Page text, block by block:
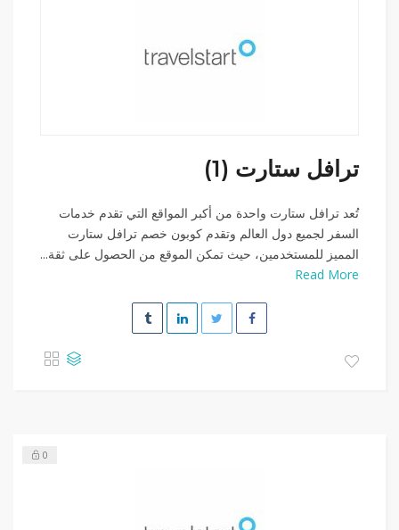
ترافل ستارت (1)
تُعد ترافل ستارت واحدة من أكبر المواقع التي تقدم خدمات
السفر لجميع دول العالم وتقدم كوبون خصم ترافل ستارت
المميز للمستخدمين، حيث تمكن الموقع من الحصول على ثقة...
Read More
0